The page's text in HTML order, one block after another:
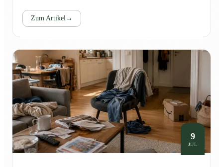
Zum Artikel→
9
JUL